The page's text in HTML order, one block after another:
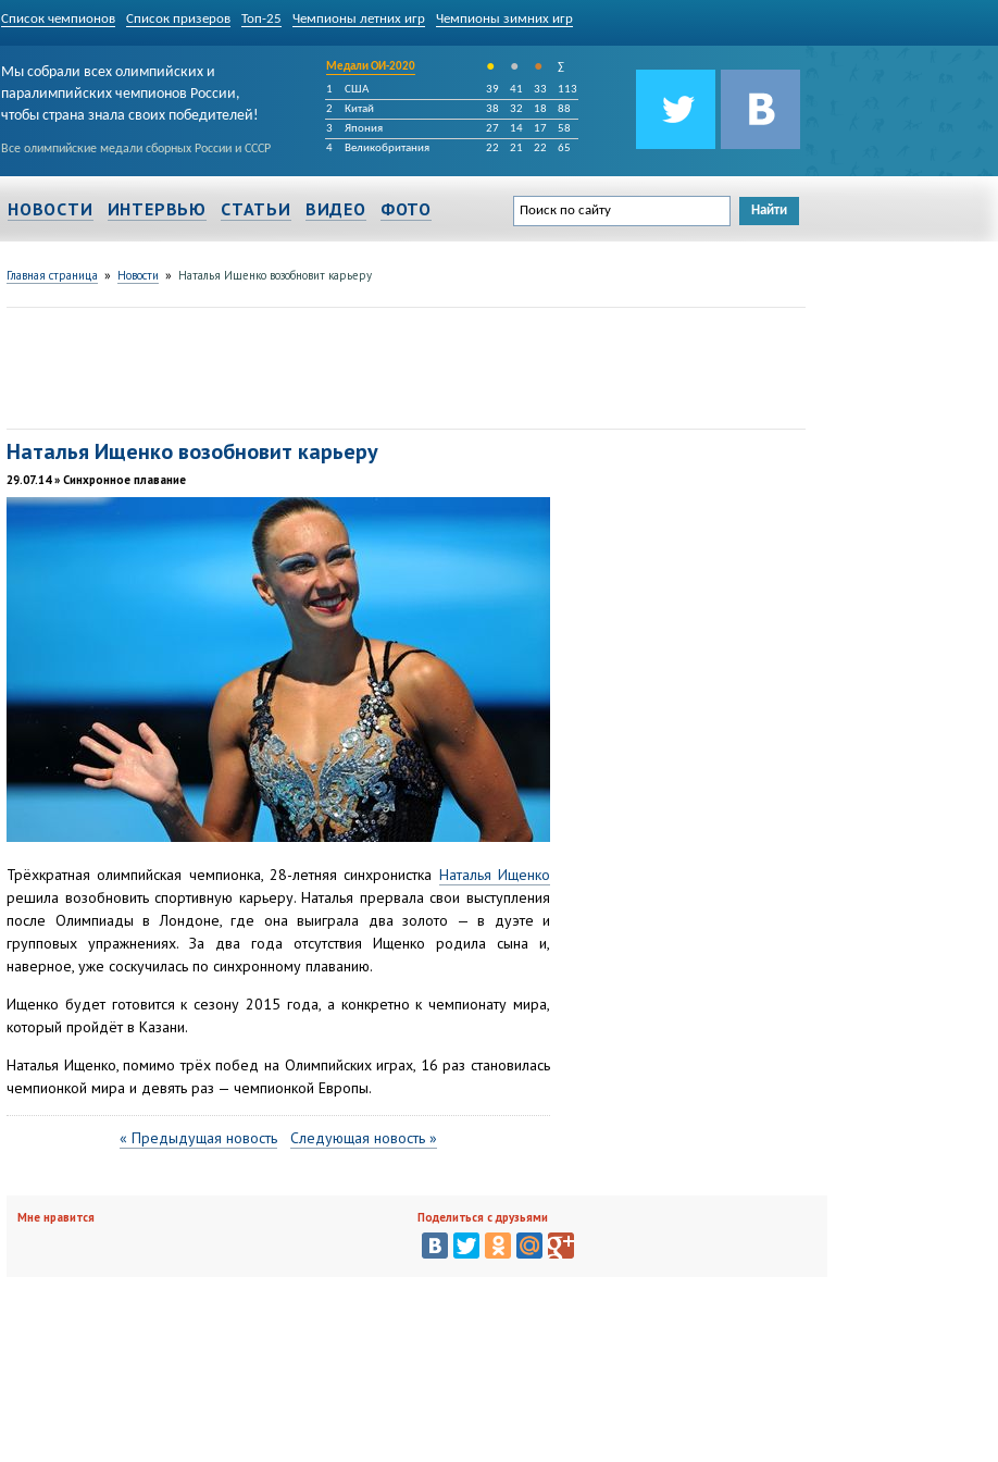
Список чемпионов Список призеров Топ-25 Чемпионы летних игр Чемпионы зимних игр
Мы собрали всех олимпийских и
паралимпийских чемпионов России,
чтобы страна знала своих победителей!
Все олимпийские медали сборных России и СССР
Медали ОИ-2020 • • •
∑
1
США 39 41 33
113
2
Китай 38 32 18
88
3
Япония 27 14 17
58
4
Великобритания 22 21 22 65
НОВОСТИ ИНТЕРВЬЮ СТАТЬИ ВИДЕО ФОТО
Главная страница » Новости » Наталья Ищенко возобновит карьеру
Наталья Ищенко возобновит карьеру
29.07.14 » Синхронное плавание
Трёхкратная олимпийская чемпионка, 28-летняя синхронистка Наталья Ищенко
решила возобновить спортивную карьеру. Наталья прервала свои выступления
после Олимпиады в Лондоне, где она выиграла два золото — в дуэте и
групповых упражнениях. За два года отсутствия Ищенко родила сына и,
наверное, уже соскучилась по синхронному плаванию.
Ищенко будет готовится к сезону 2015 года, а конкретно к чемпионату мира,
который пройдёт в Казани.
Наталья Ищенко, помимо трёх побед на Олимпийских играх, 16 раз становилась
чемпионкой мира и девять раз — чемпионкой Европы.
« Предыдущая новость Следующая новость »
Мне нравится Поделиться с друзьями